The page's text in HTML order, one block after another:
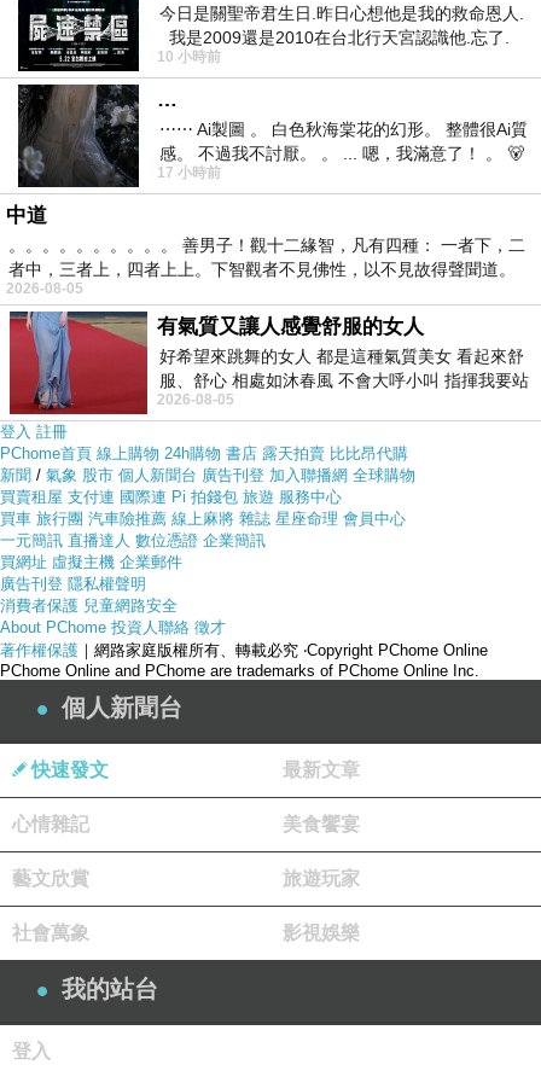
計 漸層系列 Knock小耳罩式耳機(黑色)而且24小時都能
買，上網慢慢挑選，不用等店家開門也不用看店員臉色
各大網路購物網為求有好業績都無所不用其極。因為momo
都有送300元或是500元的折價卷!所以我建議可以上momo
購物網來購買(
式耳機(黑色)
產品網址
今日是關聖帝君生日.昨日心想他是我的救命恩人.
我是2009還是2010在台北行天宮認識他.忘了.
一個奇摩交友的網友學
10 小時前
…
⋯⋯ Ai製圖 。 白色秋海棠花的幻形。 整體很Ai質
感。 不過我不討厭。 。 ... 嗯，我滿意了！ 。 🐻
昨中
17 小時前
中道
。。。。。。。。。。 善男子！觀十二緣智，凡有四種： 一者下，二
者中，三者上，四者上上。下智觀者不見佛性，以不見故得聲聞道。
2026-08-05
有氣質又讓人感覺舒服的女人
好希望來跳舞的女人 都是這種氣質美女 看起來舒
服、舒心 相處如沐春風 不會大呼小叫 指揮我要站
哪個位子 妳老幾？？
2026-08-05
登入 註冊
PChome首頁 線上購物 24h購物 書店 露天拍賣 比比昂代購
新聞 / 氣象 股市 個人新聞台 廣告刊登 加入聯播網 全球購物
買賣租屋 支付連 國際連 Pi 拍錢包 旅遊 服務中心
買車 旅行團 汽車險推薦 線上麻將 雜誌 星座命理 會員中心
一元簡訊 直播達人 數位憑證 企業簡訊
買網址 虛擬主機 企業郵件
廣告刊登 隱私權聲明
消費者保護 兒童網路安全
About PChome 投資人聯絡 徵才
著作權保護 ｜網路家庭版權所有、轉載必究 ‧Copyright PChome Online
PChome Online and PChome are trademarks of PChome Online Inc.
個人新聞台
快速發文 最新文章
心情雜記 美食饗宴
藝文欣賞 旅遊玩家
社會萬象 影視娛樂
我的站台
登入